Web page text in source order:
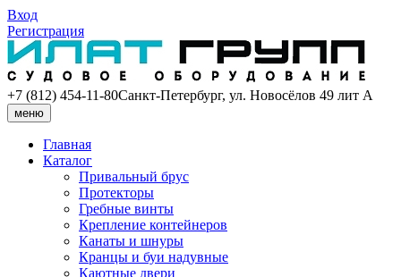
Вход
Регистрация
+7 (812) 454-11-80Санкт-Петербург, ул. Новосёлов 49 лит А
меню
Главная
Каталог
Привальный брус
Протекторы
Гребные винты
Крепление контейнеров
Канаты и шнуры
Кранцы и буи надувные
Каютные двери